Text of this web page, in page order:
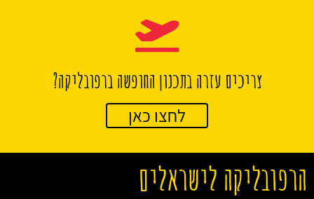
צריכים עזרה בתכנון החופשה ברפובליקה?
לחצו כאן
הרפובליקה לישראלים